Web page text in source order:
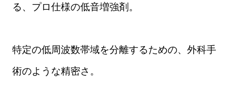
る、プロ仕様の低音増強剤。
特定の低周波数帯域を分離するための、外科手
術のような精密さ。